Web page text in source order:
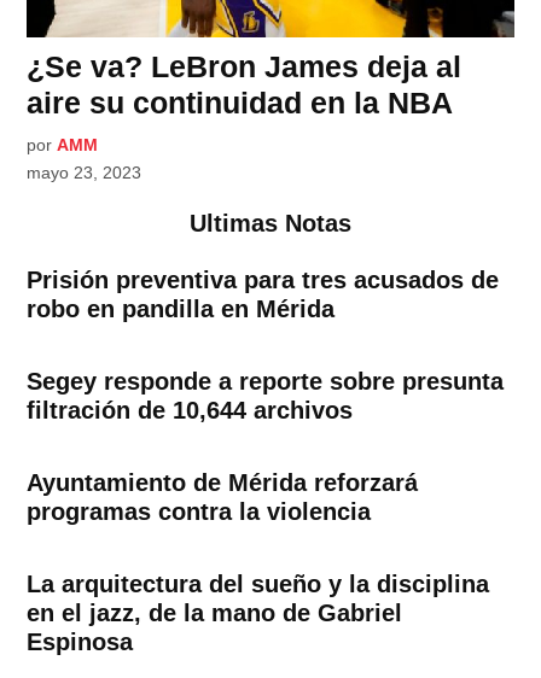
¿Se va? LeBron James deja al
aire su continuidad en la NBA
por AMM
mayo 23, 2023
Ultimas Notas
Prisión preventiva para tres acusados de
robo en pandilla en Mérida
Segey responde a reporte sobre presunta
filtración de 10,644 archivos
Ayuntamiento de Mérida reforzará
programas contra la violencia
La arquitectura del sueño y la disciplina
en el jazz, de la mano de Gabriel
Espinosa